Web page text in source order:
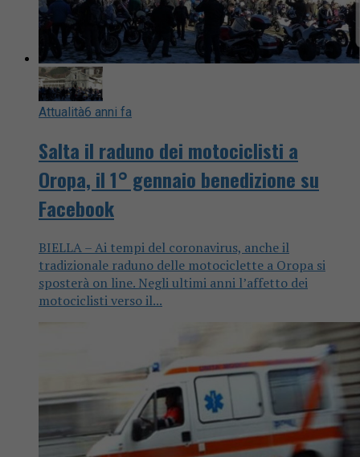
Attualità6 anni fa
Salta il raduno dei motociclisti a
Oropa, il 1° gennaio benedizione su
Facebook
BIELLA – Ai tempi del coronavirus, anche il
tradizionale raduno delle motociclette a Oropa si
sposterà on line. Negli ultimi anni l’affetto dei
motociclisti verso il...